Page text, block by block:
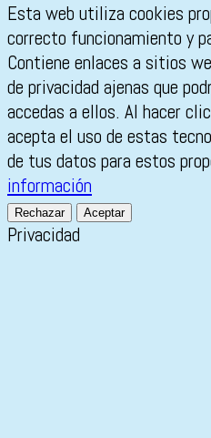
Esta web utiliza cookies
correcto funcionamiento y
Contiene enlaces a sitios
de privacidad ajenas que
accedas a ellos. Al hacer
acepta el uso de estas
de tus datos para estos
información
Rechazar Aceptar
Privacidad